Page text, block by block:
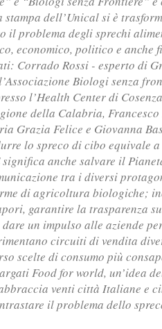
stampa dell’Unical si è
il problema degli sprechi
economico, politico e anche
Corrado Rossi - esperto di
Biologi senza
l’Health Center di
della Calabria,
Grazia Felice e Giovanna
lo spreco di cibo equivale
anche salvare il
tra i diversi
di agricoltura biologiche;
garantire la trasparenza
un impulso alle aziende
circuiti di vendita
scelte di consumo più
Food for world, un’idea
venti città Italiane e
il problema dello